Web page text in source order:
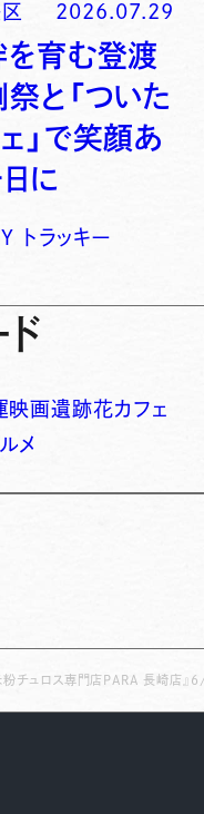
2026.07.29
育む登渡
と「ついた
」で笑顔あ
に
トラッキー
映画遺跡花カフェ
メ
粉チュロス専門店PARA 長崎店